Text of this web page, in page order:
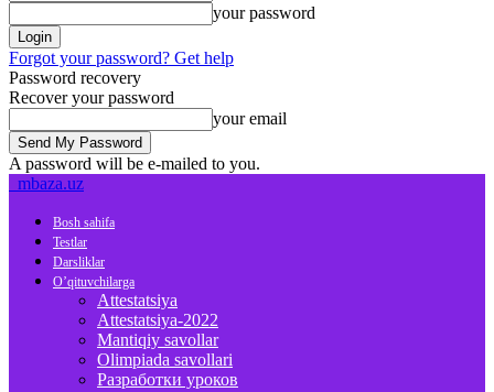
your password
Forgot your password? Get help
Password recovery
Recover your password
your email
A password will be e-mailed to you.
mbaza.uz
Bosh sahifa
Testlar
Darsliklar
O’qituvchilarga
Attestatsiya
Attestatsiya-2022
Mantiqiy savollar
Olimpiada savollari
Разработки уроков